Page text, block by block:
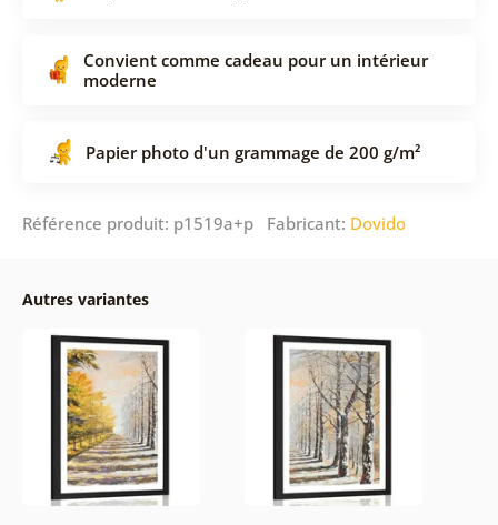
Convient comme cadeau pour un intérieur
moderne
Papier photo d'un grammage de 200 g/m²
Référence produit: p1519a+p Fabricant: Dovido
Autres variantes